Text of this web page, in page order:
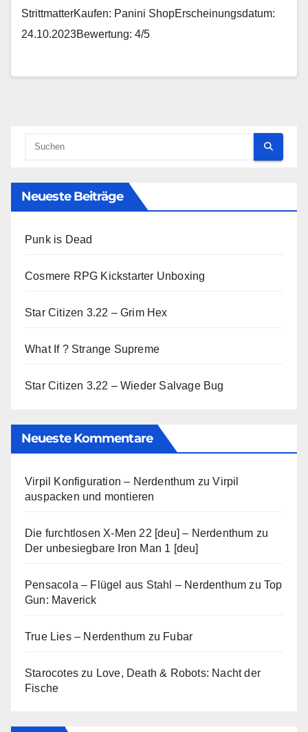
StrittmatterKaufen: Panini ShopErscheinungsdatum:
24.10.2023Bewertung: 4/5
Neueste Beiträge
Punk is Dead
Cosmere RPG Kickstarter Unboxing
Star Citizen 3.22 – Grim Hex
What If ? Strange Supreme
Star Citizen 3.22 – Wieder Salvage Bug
Neueste Kommentare
Virpil Konfiguration – Nerdenthum zuVirpil
auspacken und montieren
Die furchtlosen X-Men 22 [deu] – Nerdenthum zu
Der unbesiegbare Iron Man 1 [deu]
Pensacola – Flügel aus Stahl – Nerdenthum zuTop
Gun: Maverick
True Lies – Nerdenthum zu Fubar
Starocotes zu Love, Death & Robots: Nacht der
Fische